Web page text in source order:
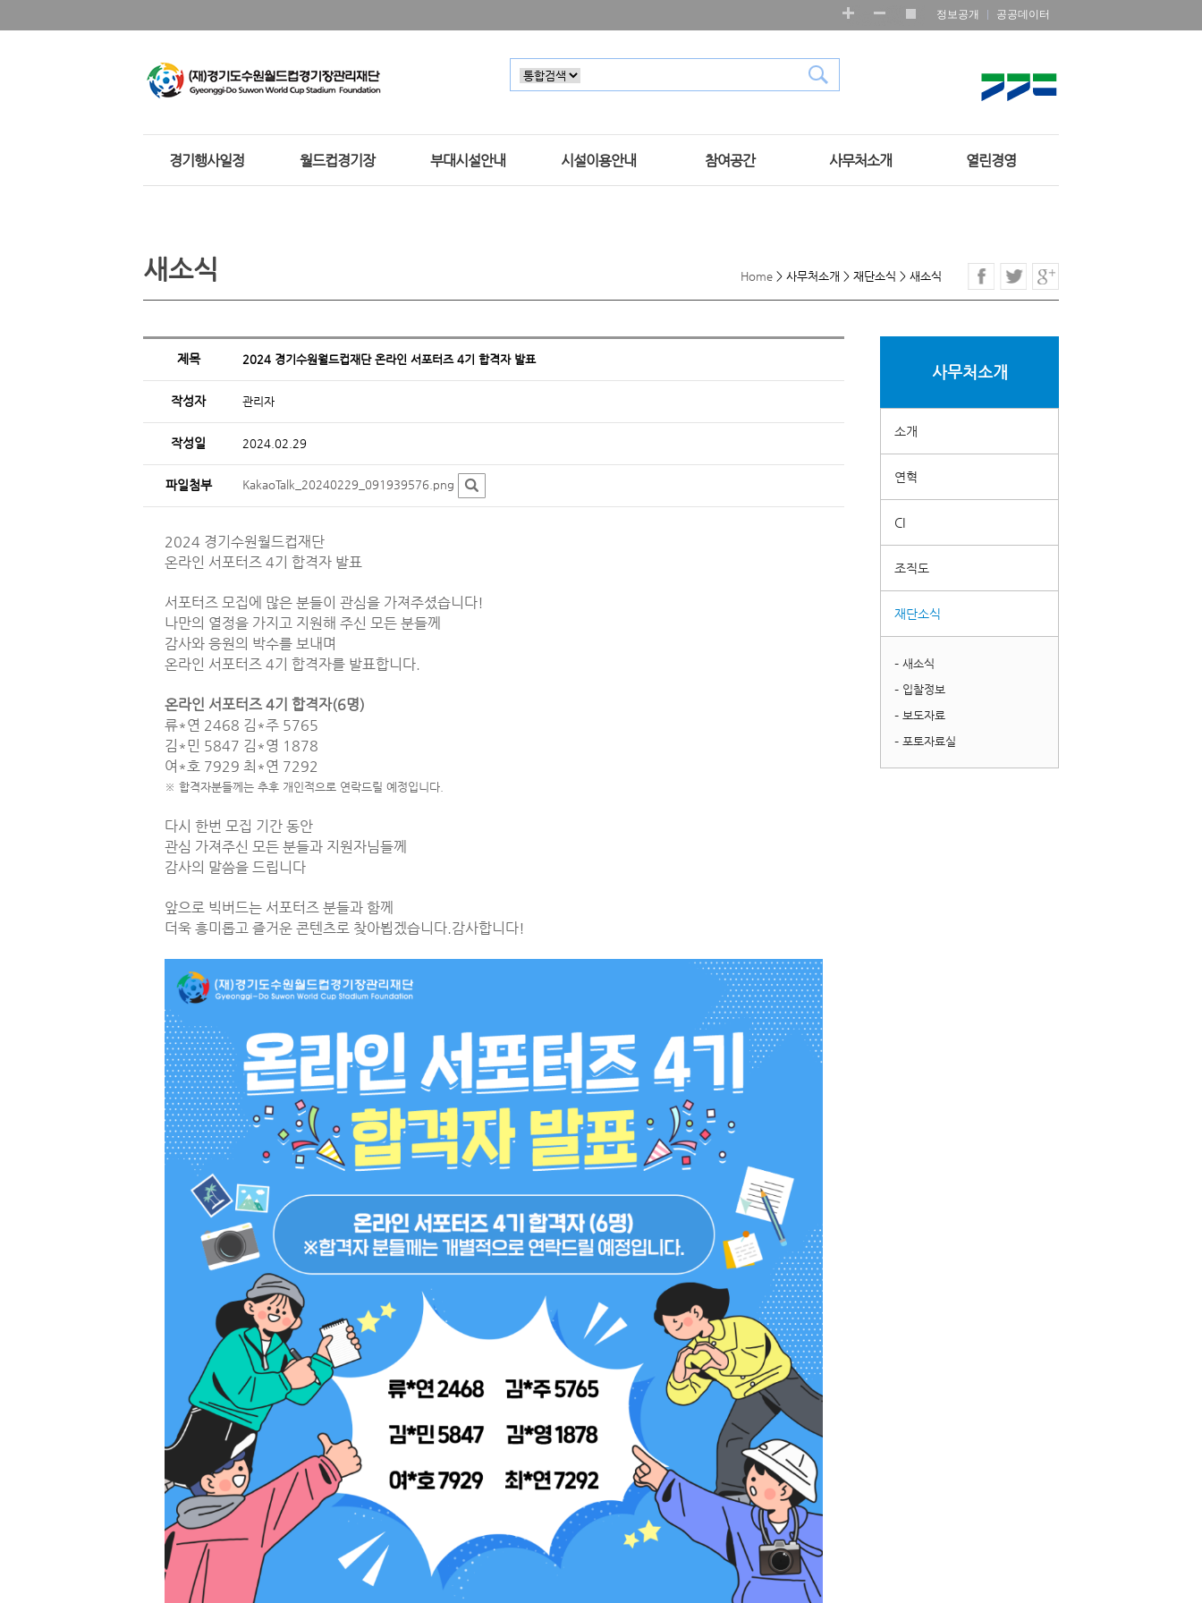
정보공개 공공데이터
경기행사일정 월드컵경기장 부대시설안내 시설이용안내 참여공간 사무처소개 열린경영
Home > 사무처소개 > 재단소식 > 새소식
새소식
사무처소개
소개
연혁
CI
조직도
재단소식
– 새소식
– 입찰정보
– 보도자료
– 포토자료실
제목 2024 경기수원월드컵재단 온라인 서포터즈 4기 합격자 발표
작성자 관리자
작성일 2024.02.29
파일첨부 KakaoTalk_20240229_091939576.png
2024 경기수원월드컵재단
온라인 서포터즈 4기 합격자 발표
서포터즈 모집에 많은 분들이 관심을 가져주셨습니다!
나만의 열정을 가지고 지원해 주신 모든 분들께
감사와 응원의 박수를 보내며
온라인 서포터즈 4기 합격자를 발표합니다.
온라인 서포터즈 4기 합격자(6명)
류*연 2468 김*주 5765
김*민 5847 김*영 1878
여*호 7929 최*연 7292
※ 합격자분들께는 추후 개인적으로 연락드릴 예정입니다.
다시 한번 모집 기간 동안
관심 가져주신 모든 분들과 지원자님들께
감사의 말씀을 드립니다
앞으로 빅버드는 서포터즈 분들과 함께
더욱 흥미롭고 즐거운 콘텐츠로 찾아뵙겠습니다.감사합니다!